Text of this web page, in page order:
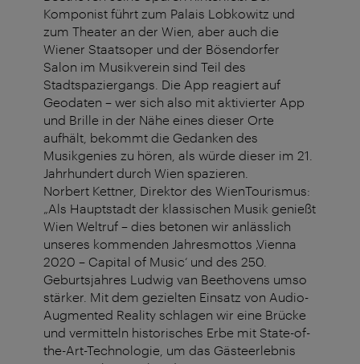
Komponist führt zum Palais Lobkowitz und
zum Theater an der Wien, aber auch die
Wiener Staatsoper und der Bösendorfer
Salon im Musikverein sind Teil des
Stadtspaziergangs. Die App reagiert auf
Geodaten – wer sich also mit aktivierter App
und Brille in der Nähe eines dieser Orte
aufhält, bekommt die Gedanken des
Musikgenies zu hören, als würde dieser im 21.
Jahrhundert durch Wien spazieren.
Norbert Kettner, Direktor des WienTourismus:
„Als Hauptstadt der klassischen Musik genießt
Wien Weltruf – dies betonen wir anlässlich
unseres kommenden Jahresmottos ‚Vienna
2020 – Capital of Music‘ und des 250.
Geburtsjahres Ludwig van Beethovens umso
stärker. Mit dem gezielten Einsatz von Audio-
Augmented Reality schlagen wir eine Brücke
und vermitteln historisches Erbe mit State-of-
the-Art-Technologie, um das Gästeerlebnis